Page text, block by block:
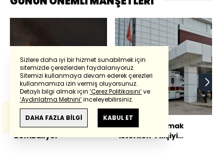
İsrail, Beyrut'u yine
bombalıyor
Kavgayı ayırmak
isterken 4 kişiyi
Sizlere daha iyi bir hizmet sunabilmek için
sitemizde çerezlerden faydalanıyoruz.
Sitemizi kullanmaya devam ederek çerezleri
kullanmamıza izin vermiş oluyorsunuz.
Detaylı bilgi almak için ‘Çerez Politikasını’ve
‘Aydınlatma Metnini’inceleyebilirsiniz.
DAHA FAZLA BİLGİ KABUL ET
Powered by Translate
Bu çevirideGoogle Transletekullanılmıştır.
Anlam ve çeviri hatalarından
haberturk.com
sorumlu değildir.